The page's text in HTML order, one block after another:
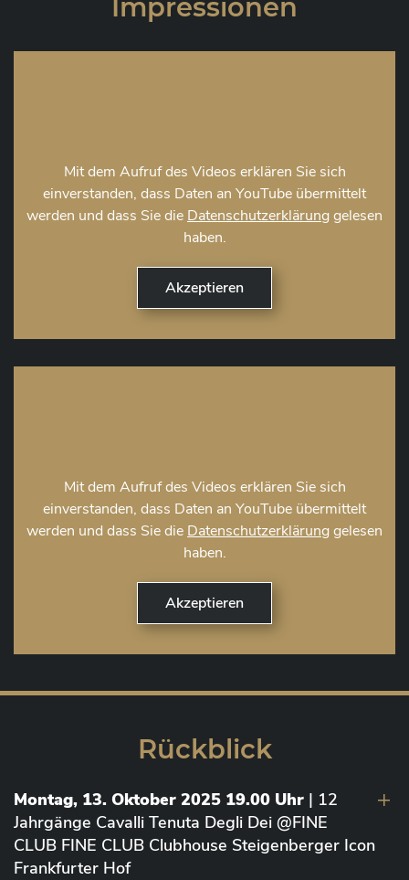
Impressionen
Mit dem Aufruf des Videos erklären Sie sich
einverstanden, dass Daten an YouTube übermittelt
werden und dass Sie die Datenschutzerklärunggelesen
haben.
Mit dem Aufruf des Videos erklären Sie sich
einverstanden, dass Daten an YouTube übermittelt
werden und dass Sie die Datenschutzerklärunggelesen
haben.
Rückblick
Montag, 13. Oktober 2025 19.00 Uhr | 12
Jahrgänge Cavalli Tenuta Degli Dei @FINE
CLUB FINE CLUB Clubhouse Steigenberger Icon
Frankfurter Hof